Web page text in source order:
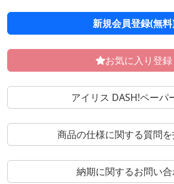
新規会員登録(無
お気に入り登録
アイリス DASH!ペーパ
商品の仕様に関する質問
納期に関するお問い